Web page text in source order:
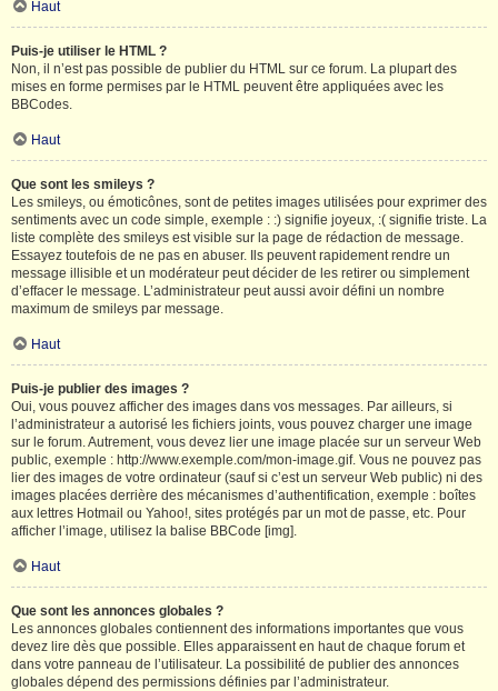
Haut
Puis-je utiliser le HTML ?
Non, il n’est pas possible de publier du HTML sur ce forum. La plupart des
mises en forme permises par le HTML peuvent être appliquées avec les
BBCodes.
Haut
Que sont les smileys ?
Les smileys, ou émoticônes, sont de petites images utilisées pour exprimer des
sentiments avec un code simple, exemple : :) signifie joyeux, :( signifie triste. La
liste complète des smileys est visible sur la page de rédaction de message.
Essayez toutefois de ne pas en abuser. Ils peuvent rapidement rendre un
message illisible et un modérateur peut décider de les retirer ou simplement
d’effacer le message. L’administrateur peut aussi avoir défini un nombre
maximum de smileys par message.
Haut
Puis-je publier des images ?
Oui, vous pouvez afficher des images dans vos messages. Par ailleurs, si
l’administrateur a autorisé les fichiers joints, vous pouvez charger une image
sur le forum. Autrement, vous devez lier une image placée sur un serveur Web
public, exemple : http://www.exemple.com/mon-image.gif. Vous ne pouvez pas
lier des images de votre ordinateur (sauf si c’est un serveur Web public) ni des
images placées derrière des mécanismes d’authentification, exemple : boîtes
aux lettres Hotmail ou Yahoo!, sites protégés par un mot de passe, etc. Pour
afficher l’image, utilisez la balise BBCode [img].
Haut
Que sont les annonces globales ?
Les annonces globales contiennent des informations importantes que vous
devez lire dès que possible. Elles apparaissent en haut de chaque forum et
dans votre panneau de l’utilisateur. La possibilité de publier des annonces
globales dépend des permissions définies par l’administrateur.